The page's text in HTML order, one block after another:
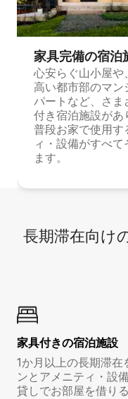
家具完備の宿⁠泊⁠
心安らぐ山小屋や
高い都市部のマン
パートなど、さま
付き宿泊施設があ
普段お家で使用す
ィ・設備がすべて
ます。
長期滞在向け⁠
家具付き⁠の宿⁠泊⁠施⁠設
1か月以上の長期滞
ンとアメニティ・設
貸しでお部屋を借り